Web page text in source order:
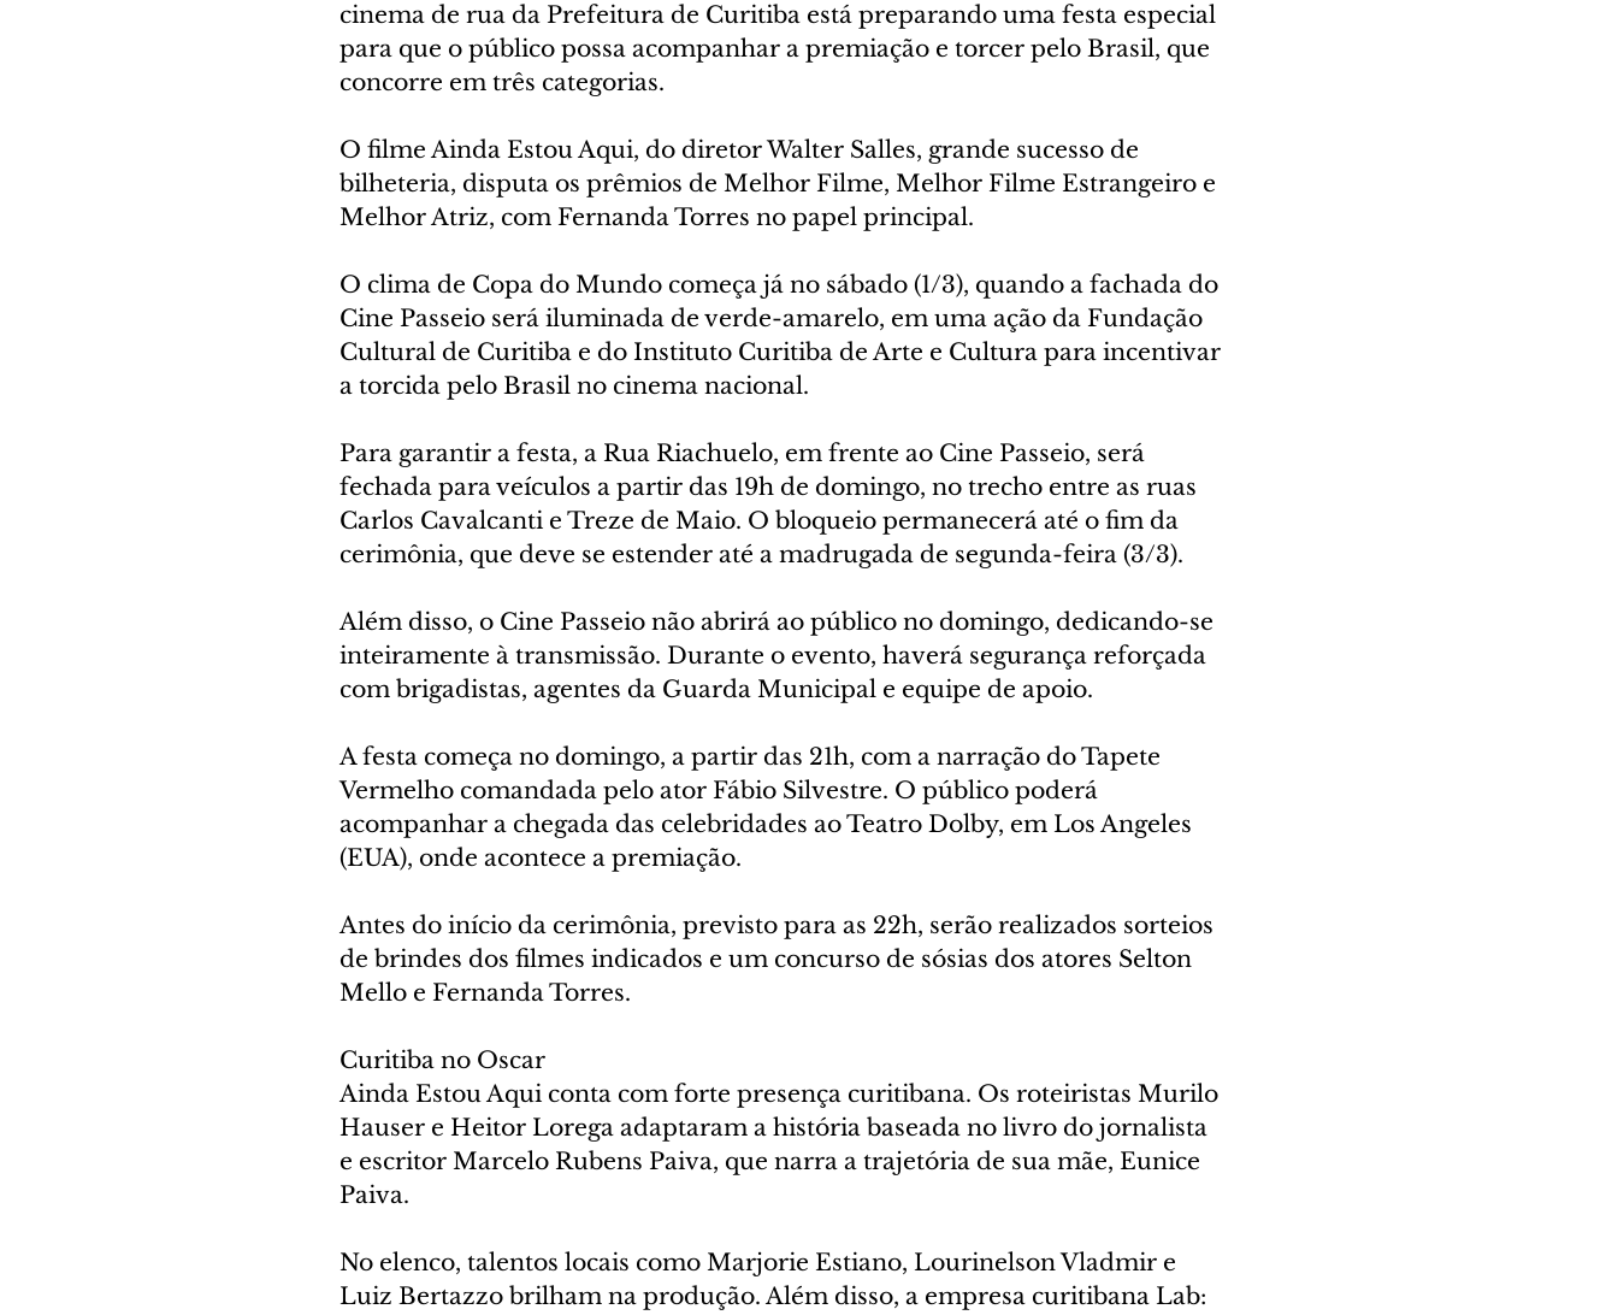
cinema de rua da Prefeitura de Curitiba está preparando uma festa especial
para que o público possa acompanhar a premiação e torcer pelo Brasil, que
concorre em três categorias.
O filme Ainda Estou Aqui, do diretor Walter Salles, grande sucesso de
bilheteria, disputa os prêmios de Melhor Filme, Melhor Filme Estrangeiro e
Melhor Atriz, com Fernanda Torres no papel principal.
O clima de Copa do Mundo começa já no sábado (1/3), quando a fachada do
Cine Passeio será iluminada de verde-amarelo, em uma ação da Fundação
Cultural de Curitiba e do Instituto Curitiba de Arte e Cultura para incentivar
a torcida pelo Brasil no cinema nacional.
Para garantir a festa, a Rua Riachuelo, em frente ao Cine Passeio, será
fechada para veículos a partir das 19h de domingo, no trecho entre as ruas
Carlos Cavalcanti e Treze de Maio. O bloqueio permanecerá até o fim da
cerimônia, que deve se estender até a madrugada de segunda-feira (3/3).
Além disso, o Cine Passeio não abrirá ao público no domingo, dedicando-se
inteiramente à transmissão. Durante o evento, haverá segurança reforçada
com brigadistas, agentes da Guarda Municipal e equipe de apoio.
A festa começa no domingo, a partir das 21h, com a narração do Tapete
Vermelho comandada pelo ator Fábio Silvestre. O público poderá
acompanhar a chegada das celebridades ao Teatro Dolby, em Los Angeles
(EUA), onde acontece a premiação.
Antes do início da cerimônia, previsto para as 22h, serão realizados sorteios
de brindes dos filmes indicados e um concurso de sósias dos atores Selton
Mello e Fernanda Torres.
Curitiba no Oscar
Ainda Estou Aqui conta com forte presença curitibana. Os roteiristas Murilo
Hauser e Heitor Lorega adaptaram a história baseada no livro do jornalista
e escritor Marcelo Rubens Paiva, que narra a trajetória de sua mãe, Eunice
Paiva.
No elenco, talentos locais como Marjorie Estiano, Lourinelson Vladmir e
Luiz Bertazzo brilham na produção. Além disso, a empresa curitibana Lab: